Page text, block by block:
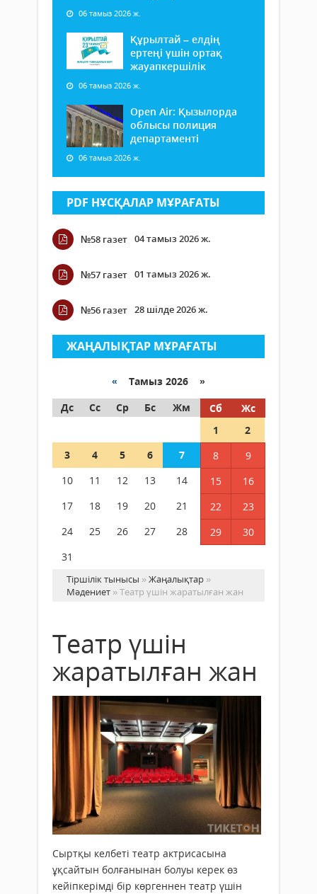
06 тамыз 2026 ж.
Құрылтай – елдің
ертеңі үшін ортақ
жауапкершілік
06 тамыз 2026 ж.
Open Air: Қызылорда
облысы полиция
департаменті
06 тамыз 2026 ж.
PDF НҰСҚАЛАР МҰРАҒАТЫ
№58 газет 04 тамыз 2026 ж.
№57 газет 01 тамыз 2026 ж.
№56 газет 28 шілде 2026 ж.
ЖАҢАЛЫҚТАР МҰРАҒАТЫ
« Тамыз 2026 »
Дс
Сс Ср Бс Жм Сб
Жс
1
2
3
4 5 6 7 8
9
10
11 12 13 14 15
16
17
18 19 20 21 22
23
24
25 26 27 28 29
30
31
Тіршілік тынысы »Жаңалықтар »
Мәдениет » Театр үшін жаратылған жан
Театр үшін
жаратылған жан
Сыртқы келбеті театр актрисасына
ұқсайтын болғанынан болуы керек өз
кейіпкерімді бір көргеннен театр үшін